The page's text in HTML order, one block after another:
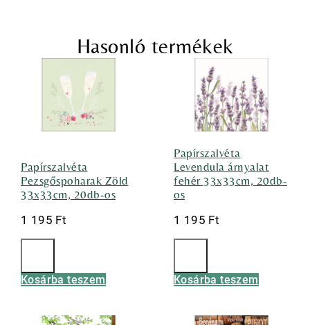
Hasonló termékek
Papírszalvéta
Pezsgőspoharak Zöld
33x33cm, 20db-os
1 195 Ft
Kosárba teszem
Papírszalvéta
Levendula árnyalat
fehér 33x33cm, 20db-
os
1 195 Ft
Kosárba teszem